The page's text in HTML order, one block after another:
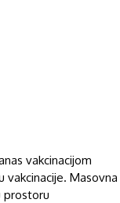
vakcinacijom
Masovna
prostoru